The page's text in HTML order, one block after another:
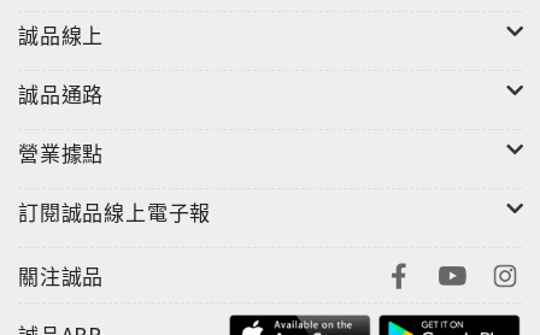
誠品線上
誠品通路
營業據點
訂閱誠品線上電子報
關注誠品